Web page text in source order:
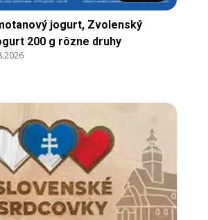
jogurt, Zvolenský
200 g rôzne druhy